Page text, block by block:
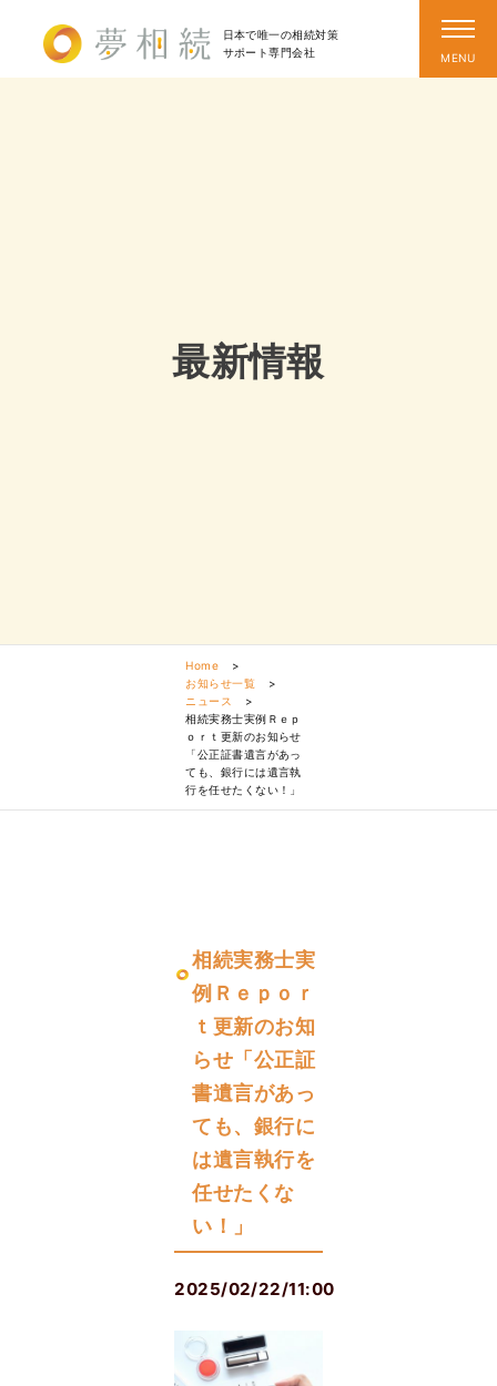
日本で唯一の相続対策
サポート専門会社
最新情報
Home
>
お知らせ一覧
>
ニュース
>
相続実務士実例Ｒｅｐ
ｏｒｔ更新のお知らせ
「公正証書遺言があっ
ても、銀行には遺言執
行を任せたくない！」
相続実務士実
例Ｒｅｐｏｒ
ｔ更新のお知
らせ「公正証
書遺言があっ
ても、銀行に
は遺言執行を
任せたくな
い！」
2025/02/22/11:00